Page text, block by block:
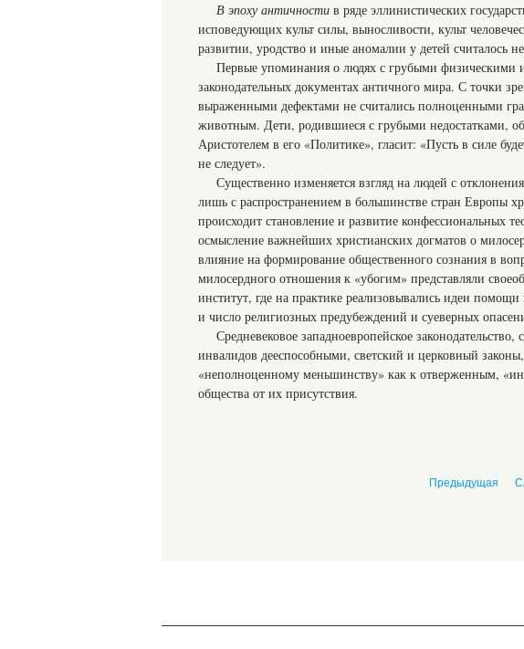
В эпоху античности в ряде эллинистических
исповедующих культ силы, выносливости, культ
развитии, уродство и иные аномалии у детей считалось
Первые упоминания о людях с грубыми физическими
законодательных документах античного мира. С точки
выраженными дефектами не считались полноценными
животным. Дети, родившиеся с грубыми недостатками,
Аристотелем в его «Политике», гласит: «Пусть в силе
не следует».
Существенно изменяется взгляд на людей с
лишь с распространением в большинстве стран Европы
происходит становление и развитие конфессиональных
осмысление важнейших христианских догматов о
влияние на формирование общественного сознания в
милосердного отношения к «убогим» представляли
институт, где на практике реализовывались идеи
и число религиозных предубеждений и суеверных
Средневековое западноевропейское
инвалидов дееспособными, светский и церковный
«неполноценному меньшинству» как к отверженным,
общества от их присутствия.
Предыдущая